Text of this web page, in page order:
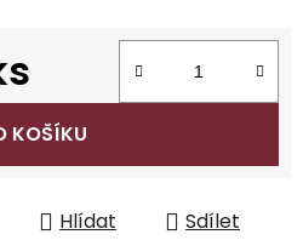
KOŠÍKU
Hlídat Sdílet